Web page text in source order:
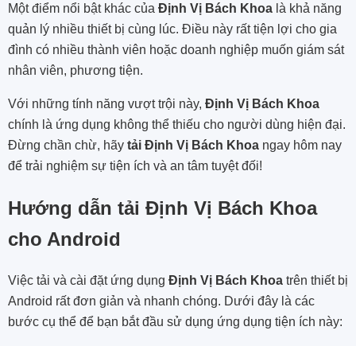
Một điểm nổi bật khác của Định Vị Bách Khoa là khả năng
quản lý nhiều thiết bị cùng lúc. Điều này rất tiện lợi cho gia
đình có nhiều thành viên hoặc doanh nghiệp muốn giám sát
nhân viên, phương tiện.
Với những tính năng vượt trội này, Định Vị Bách Khoa
chính là ứng dụng không thể thiếu cho người dùng hiện đại.
Đừng chần chừ, hãy tải Định Vị Bách Khoa ngay hôm nay
để trải nghiệm sự tiện ích và an tâm tuyệt đối!
Hướng dẫn tải Định Vị Bách Khoa
cho Android
Việc tải và cài đặt ứng dụng Định Vị Bách Khoa trên thiết bị
Android rất đơn giản và nhanh chóng. Dưới đây là các
bước cụ thể để bạn bắt đầu sử dụng ứng dụng tiện ích này: